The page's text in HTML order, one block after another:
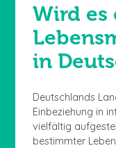
Wird es
in
Deutschlands
Einbeziehung in
vielfältig
bestimmter